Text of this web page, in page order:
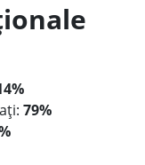
79%